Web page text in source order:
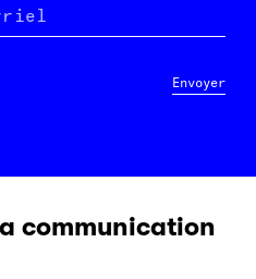
Envoyer
communication